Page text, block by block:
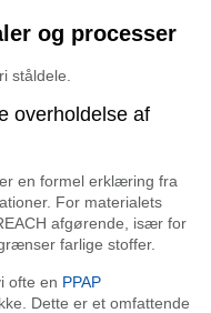
og processer
ståldele.
overholdelse af
en formel erklæring fra
For materialets
afgørende, især for
farlige stoffer.
ofte en PPAP
Dette er et omfattende